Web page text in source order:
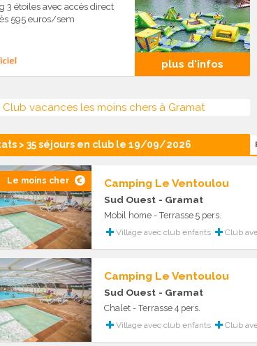
3 étoiles avec accès direct
595 euros/sem
plus d'infos
Club vacances les moins chers à Gramat
> 35 séjours en club le 19/09/2026
Le moins cher Camping Le Ventoulou
Sud Ouest - Gramat
Mobil home - Terrasse 5 pers.
Village avec club enfants Club
Camping Le Ventoulou
Sud Ouest - Gramat
Chalet - Terrasse 4 pers.
Village avec club enfants Club